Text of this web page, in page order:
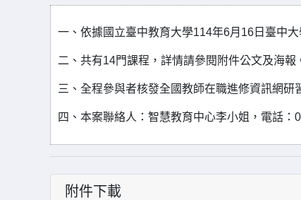
一、依據國立臺中教育大學114年6月16日臺中
二、共有14門課程，詳情請參閱附件公文及海報
三、全程參與者核發全國教師在職進修資訊網研
四、本案聯絡人：智慧教育中心李小姐，電話
附件下載